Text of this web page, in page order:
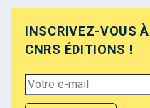
INSCRIVEZ-VOUS
CNRS ÉDITIONS !